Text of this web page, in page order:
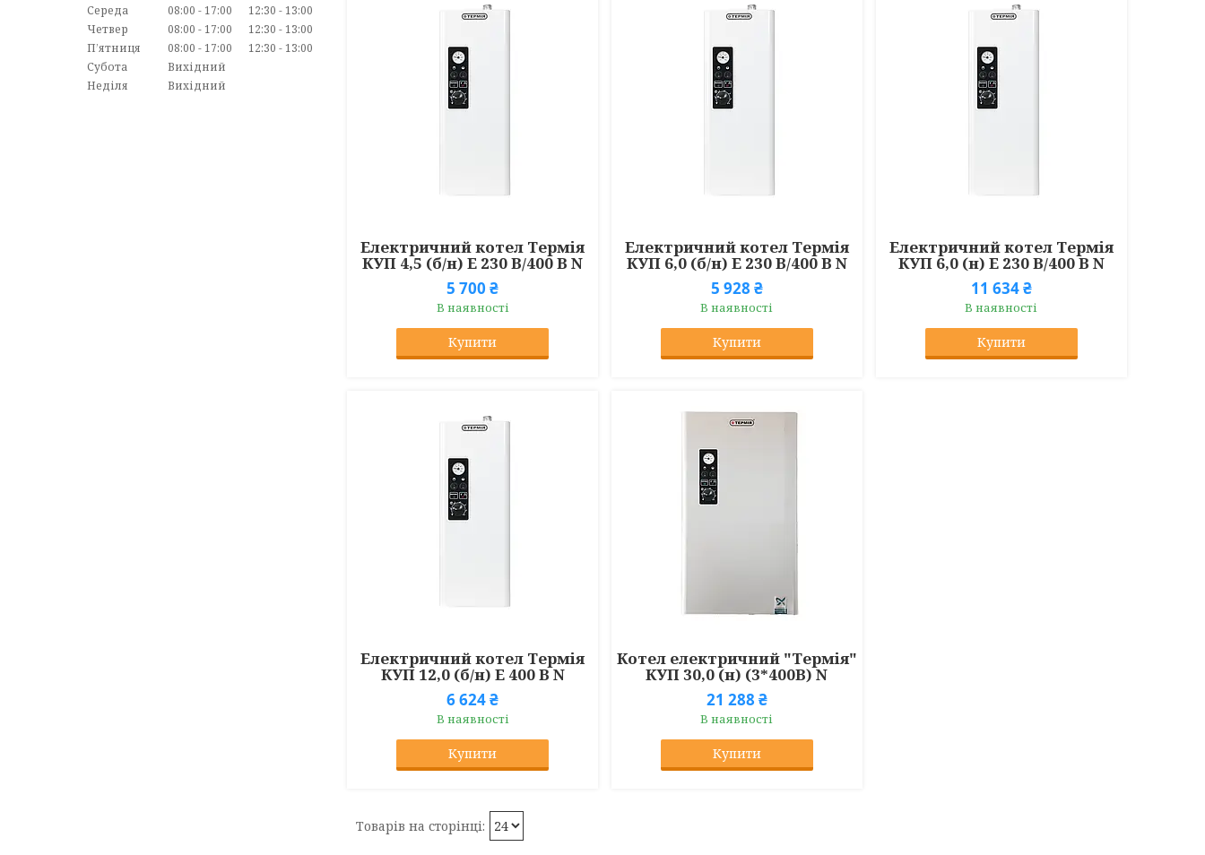
Електричний котел Термія
КУП 4,5 (б/н) Е 230 В/400 В N
5 700 ₴
В наявності
Купити
Електричний котел Термія
КУП 6,0 (б/н) Е 230 В/400 В N
5 928 ₴
В наявності
Купити
Електричний котел Термія
КУП 6,0 (н) Е 230 В/400 В N
11 634 ₴
В наявності
Купити
Електричний котел Термія
КУП 12,0 (б/н) Е 400 В N
6 624 ₴
В наявності
Купити
Котел електричний "Термія"
КУП 30,0 (н) (3*400В) N
21 288 ₴
В наявності
Купити
Середа
08:00 17:00 12:30
13:00
Четвер
08:00 17:00 12:30
13:00
Пʼятниця
08:00 17:00 12:30
13:00
Субота
Вихідний
Неділя
Вихідний